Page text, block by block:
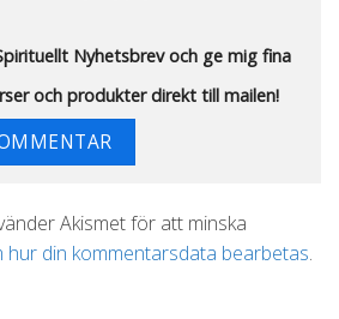
Nyhetsbrev och ge mig fina
och produkter direkt till mailen!
Akismet för att minska
hur din kommentarsdata bearbetas.